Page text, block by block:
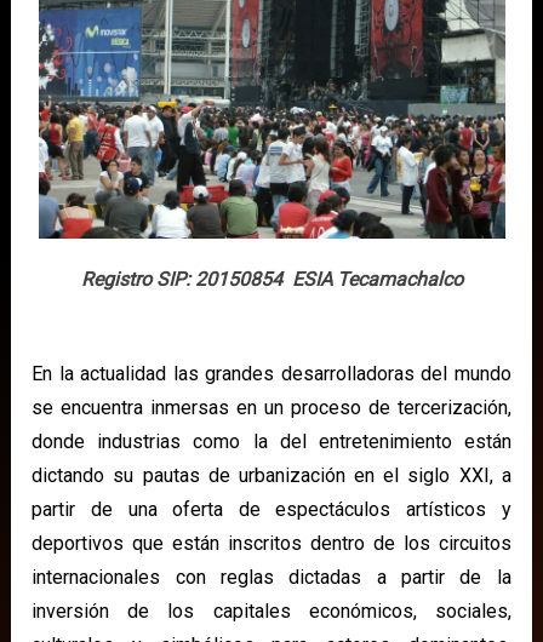
Registro SIP: 20150854 ESIA Tecamachalco
En la actualidad las grandes desarrolladoras del mundo
se encuentra inmersas en un proceso de tercerización,
donde industrias como la del entretenimiento están
dictando su pautas de urbanización en el siglo XXI, a
partir de una oferta de espectáculos artísticos y
deportivos que están inscritos dentro de los circuitos
internacionales con reglas dictadas a partir de la
inversión de los capitales económicos, sociales,